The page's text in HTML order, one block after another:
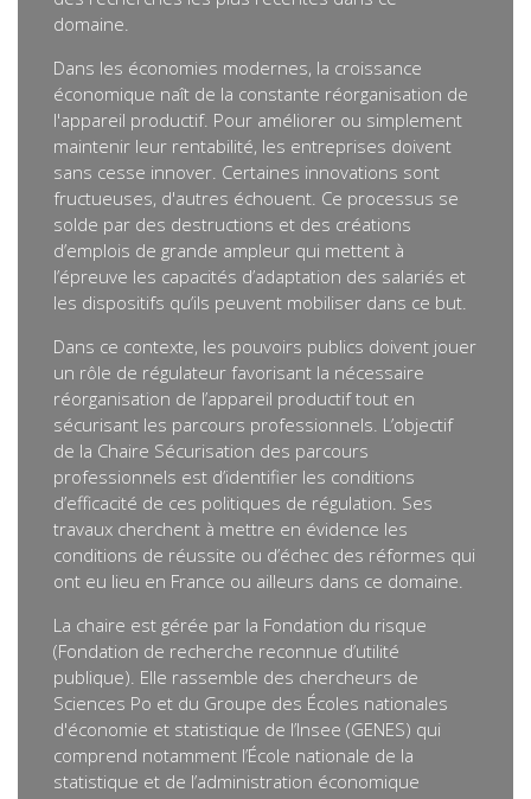
domaine.
Dans les économies modernes, la croissance
économique naît de la constante réorganisation de
l'appareil productif. Pour améliorer ou simplement
maintenir leur rentabilité, les entreprises doivent
sans cesse innover. Certaines innovations sont
fructueuses, d'autres échouent. Ce processus se
solde par des destructions et des créations
d’emplois de grande ampleur qui mettent à
l’épreuve les capacités d’adaptation des salariés et
les dispositifs qu’ils peuvent mobiliser dans ce but.
Dans ce contexte, les pouvoirs publics doivent jouer
un rôle de régulateur favorisant la nécessaire
réorganisation de l’appareil productif tout en
sécurisant les parcours professionnels. L’objectif
de la Chaire Sécurisation des parcours
professionnels est d’identifier les conditions
d’efficacité de ces politiques de régulation. Ses
travaux cherchent à mettre en évidence les
conditions de réussite ou d’échec des réformes qui
ont eu lieu en France ou ailleurs dans ce domaine.
La chaire est gérée par la Fondation du risque
(Fondation de recherche reconnue d’utilité
publique). Elle rassemble des chercheurs de
Sciences Po et du Groupe des Écoles nationales
d'économie et statistique de l’Insee (GENES) qui
comprend notamment l’École nationale de la
statistique et de l’administration économique